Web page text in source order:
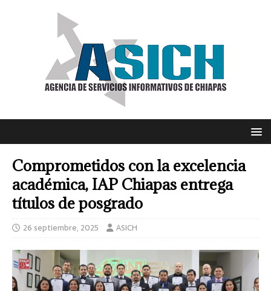
Comprometidos con la excelencia
académica, IAP Chiapas entrega
títulos de posgrado
26 septiembre, 2025 ASICH